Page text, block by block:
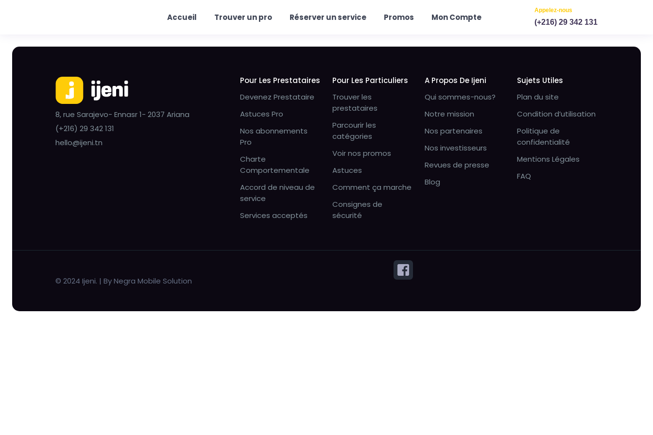
Accueil Trouver un pro Réserver un service Promos Mon Compte
Appelez-nous
(+216) 29 342 131
8, rue Sarajevo- Ennasr 1- 2037 Ariana
(+216) 29 342 131
hello@ijeni.tn
Pour Les Prestataires
Devenez Prestataire
Astuces Pro
Nos abonnements
Pro
Charte
Comportementale
Accord de niveau de
service
Services acceptés
Pour Les Particuliers
Trouver les
prestataires
Parcourir les
catégories
Voir nos promos
Astuces
Comment ça marche
Consignes de
sécurité
A Propos De Ijeni
Qui sommes-nous?
Notre mission
Nos partenaires
Nos investisseurs
Revues de presse
Blog
Sujets Utiles
Plan du site
Condition d’utilisation
Politique de
confidentialité
Mentions Légales
FAQ
© 2024 Ijeni. | By Negra Mobile Solution